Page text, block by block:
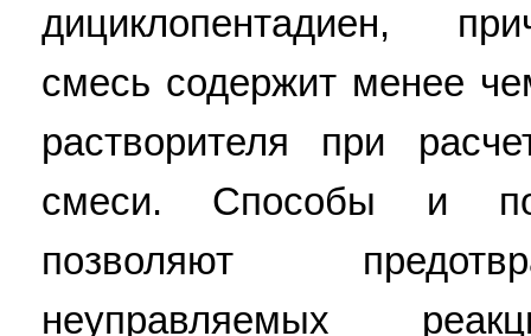
дициклопентадиен,
смесь содержит менее
растворителя при
смеси. Способы и
позволяют
неуправляемых